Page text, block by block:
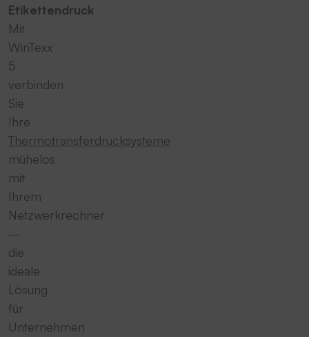
Etikettendruck
Mit
WinTexx
5
verbinden
Sie
Ihre
Thermotransferdrucksysteme
mühelos
mit
Ihrem
Netzwerkrechner
–
die
ideale
Lösung
für
Unternehmen